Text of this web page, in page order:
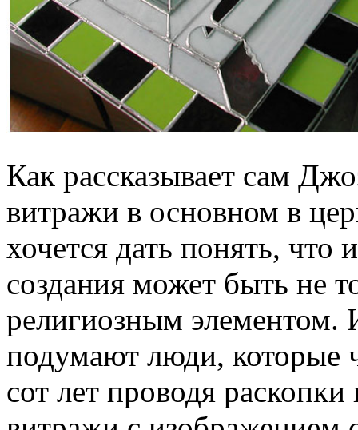
Как рассказывает сам
витражи в основном в
хочется дать понять, что
создания может быть не
религиозным элементом.
подумают люди, которые
сот лет проводя раскопки